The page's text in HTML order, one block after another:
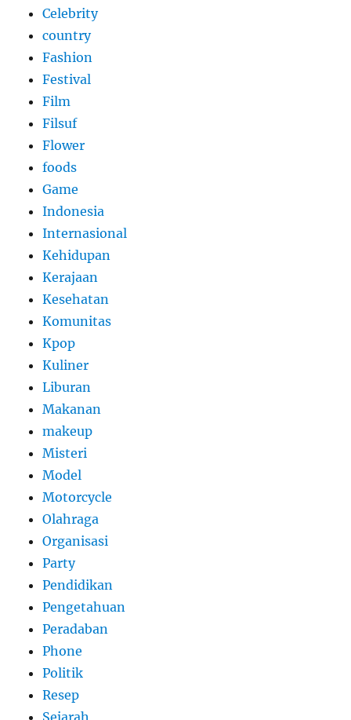
Celebrity
country
Fashion
Festival
Film
Filsuf
Flower
foods
Game
Indonesia
Internasional
Kehidupan
Kerajaan
Kesehatan
Komunitas
Kpop
Kuliner
Liburan
Makanan
makeup
Misteri
Model
Motorcycle
Olahraga
Organisasi
Party
Pendidikan
Pengetahuan
Peradaban
Phone
Politik
Resep
Sejarah